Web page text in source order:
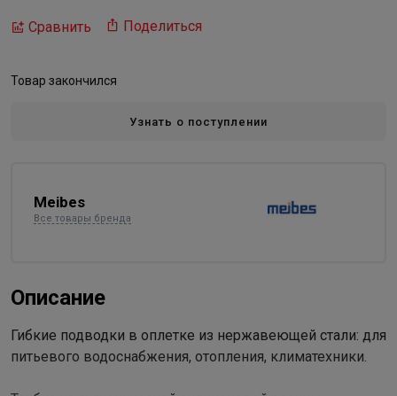
Сравнить Поделиться
Товар закончился
Узнать о поступлении
Meibes
Все товары бренда
Описание
Гибкие подводки в оплетке из нержавеющей стали: для
питьевого водоснабжения, отопления, климатехники.